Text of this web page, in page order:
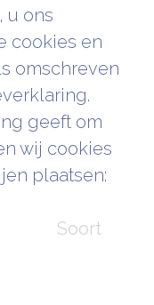
u ons
cookies en
omschreven
geeft om
wij cookies
plaatsen:
Soort